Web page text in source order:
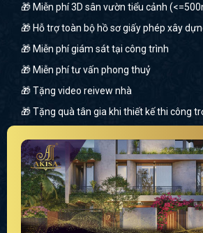
🎁 Miễn phí 3D sân vườn tiểu cảnh
🎁 Hỗ trợ toàn bộ hồ sơ giấy phép xây
🎁 Miễn phí giám sát tại công trình
🎁 Miễn phí tư vấn phong thuỷ
🎁 Tặng video reivew nhà
🎁 Tặng quà tân gia khi thiết kế thi công